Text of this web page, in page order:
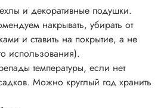
и декоративные подушки.
накрывать, убирать от
и ставить на покрытие, а не
использования).
температуры, если нет
Можно круглый год хранить